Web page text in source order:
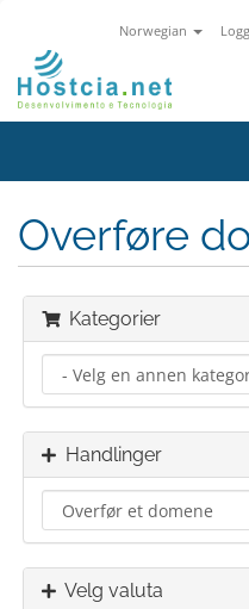
Norwegian
Overføre
Kategorier
Handlinger
Velg valuta